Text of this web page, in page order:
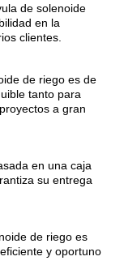
de solenoide
en la
clientes.
de riego es de
tanto para
a gran
en una caja
su entrega
de riego es
y oportuno